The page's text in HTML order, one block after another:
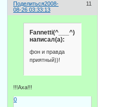
Поделиться 11
2008-
08-26 03:33:13
Fannetti(^___^)
написал(а):
фон и правда
приятный))!
!!!Аха!!!
0